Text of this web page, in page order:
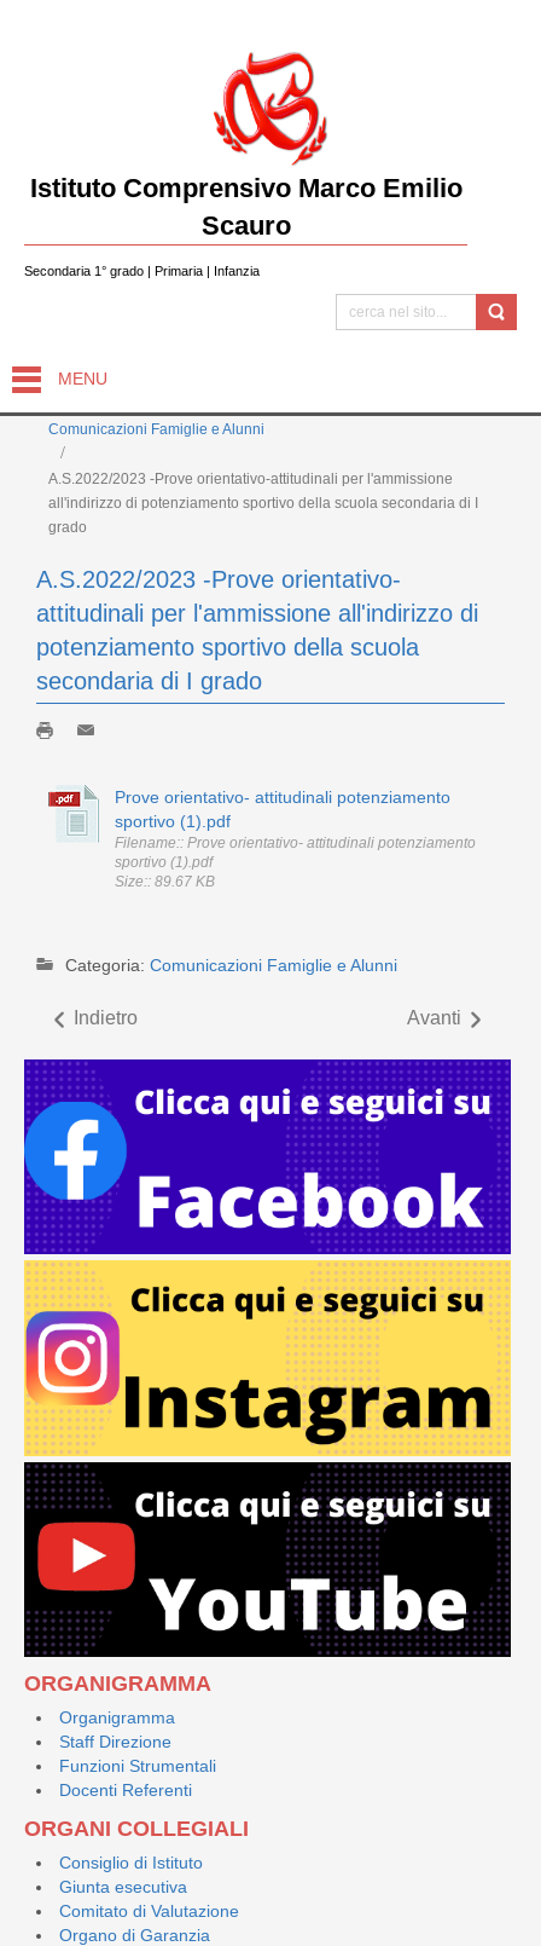
Istituto Comprensivo Marco Emilio
Scauro
Secondaria 1° grado | Primaria | Infanzia
MENU
Comunicazioni Famiglie e Alunni
A.S.2022/2023 -Prove orientativo-attitudinali per l'ammissione
all'indirizzo di potenziamento sportivo della scuola secondaria di I
grado
ORGANIGRAMMA
Organigramma
Staff Direzione
Funzioni Strumentali
Docenti Referenti
ORGANI COLLEGIALI
Consiglio di Istituto
Giunta esecutiva
Comitato di Valutazione
Organo di Garanzia
A.S.2022/2023 -Prove orientativo-
attitudinali per l'ammissione all'indirizzo di
potenziamento sportivo della scuola
secondaria di I grado
Prove orientativo- attitudinali potenziamento
sportivo (1).pdf
Filename:: Prove orientativo- attitudinali potenziamento
sportivo (1).pdf
Size:: 89.67 KB
Categoria: Comunicazioni Famiglie e Alunni
Indietro Avanti